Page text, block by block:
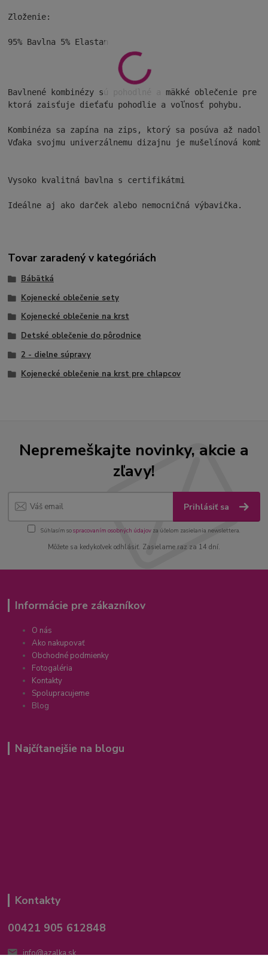
Zloženie:
95% Bavlna 5% Elastan
Bavlnené kombinézy sú pohodlné a mäkké oblečenie
ktorá zaisťuje dieťaťu pohodlie a voľnosť pohybu.
Kombinéza sa zapína na zips, ktorý sa posúva až
Vďaka svojmu univerzálnemu dizajnu je mušelínová
Vysoko kvalitná bavlna s certifikátmi
Ideálne aj ako darček alebo nemocničná výbavička.
Tovar zaradený v kategóriách
Bábätká
Kojenecké oblečenie sety
Kojenecké oblečenie na krst
Detské oblečenie do pôrodnice
2 - dielne súpravy
Kojenecké oblečenie na krst pre chlapcov
Nepremeškajte novinky, akcie a
zľavy!
Prihlásiť sa
Súhlasím sospracovaním osobných údajov za účelom zasielania newslettera.
Môžete sa kedykoľvek odhlásiť. Zasielame raz za 14 dní.
Informácie pre zákazníkov
O nás
Ako nakupovať
Obchodné podmienky
Fotogaléria
Kontakty
Spolupracujeme
Blog
Najčítanejšie na blogu
Kontakty
00421 905 612848
info@azalka.sk